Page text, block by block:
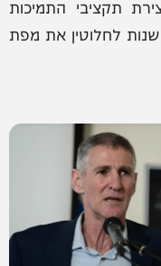
תקציבי התמיכות
לחלוטין את מפת